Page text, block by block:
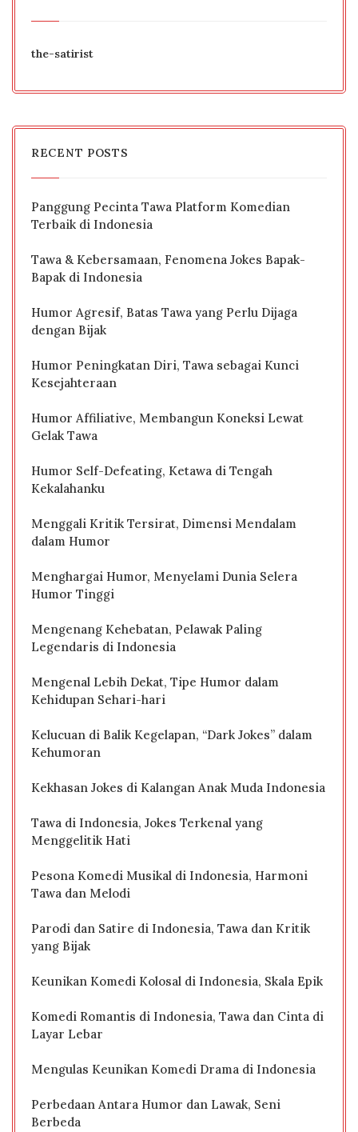
the-satirist
RECENT POSTS
Panggung Pecinta Tawa Platform Komedian
Terbaik di Indonesia
Tawa & Kebersamaan, Fenomena Jokes Bapak-
Bapak di Indonesia
Humor Agresif, Batas Tawa yang Perlu Dijaga
dengan Bijak
Humor Peningkatan Diri, Tawa sebagai Kunci
Kesejahteraan
Humor Affiliative, Membangun Koneksi Lewat
Gelak Tawa
Humor Self-Defeating, Ketawa di Tengah
Kekalahanku
Menggali Kritik Tersirat, Dimensi Mendalam
dalam Humor
Menghargai Humor, Menyelami Dunia Selera
Humor Tinggi
Mengenang Kehebatan, Pelawak Paling
Legendaris di Indonesia
Mengenal Lebih Dekat, Tipe Humor dalam
Kehidupan Sehari-hari
Kelucuan di Balik Kegelapan, “Dark Jokes” dalam
Kehumoran
Kekhasan Jokes di Kalangan Anak Muda Indonesia
Tawa di Indonesia, Jokes Terkenal yang
Menggelitik Hati
Pesona Komedi Musikal di Indonesia, Harmoni
Tawa dan Melodi
Parodi dan Satire di Indonesia, Tawa dan Kritik
yang Bijak
Keunikan Komedi Kolosal di Indonesia, Skala Epik
Komedi Romantis di Indonesia, Tawa dan Cinta di
Layar Lebar
Mengulas Keunikan Komedi Drama di Indonesia
Perbedaan Antara Humor dan Lawak, Seni
Berbeda